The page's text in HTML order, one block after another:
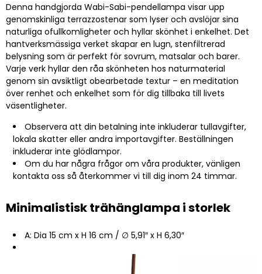
Denna handgjorda Wabi-Sabi-pendellampa visar upp
genomskinliga terrazzostenar som lyser och avslöjar sina
naturliga ofullkomligheter och hyllar skönhet i enkelhet. Det
hantverksmässiga verket skapar en lugn, stenfiltrerad
belysning som är perfekt för sovrum, matsalar och barer.
Varje verk hyllar den råa skönheten hos naturmaterial
genom sin avsiktligt obearbetade textur – en meditation
över renhet och enkelhet som för dig tillbaka till livets
väsentligheter.
Observera att din betalning inte inkluderar tullavgifter,
lokala skatter eller andra importavgifter. Beställningen
inkluderar inte glödlampor.
Om du har några frågor om våra produkter, vänligen
kontakta oss så återkommer vi till dig inom 24 timmar.
Minimalistisk trähänglampa i storlek
A: Dia 15 cm x H 16 cm / ∅ 5,91″ x H 6,30″